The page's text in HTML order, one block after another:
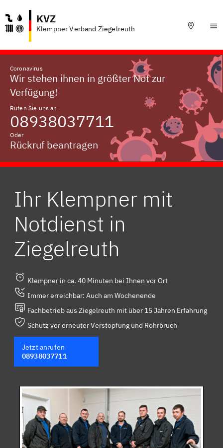
KVZ
Klempner Verband Ziegelreuth
Coronavirus
Wir stehen ihnen in größter Not zur
Verfügung!
Rufen Sie uns an
08938037711
Oder
Rückruf beantragen
Ihr Klempner mit
Notdienst in
Ziegelreuth
Klempner in ca. 40 Minuten bei Ihnen vor Ort
Immer erreichbar: Auch am Wochenende
Fachbetrieb aus Ziegelreuth mit über 15 Jahren Erfahrung
Schutz vor erneuter Verstopfung und Rohrbruch
Jetzt anrufen
08938037711